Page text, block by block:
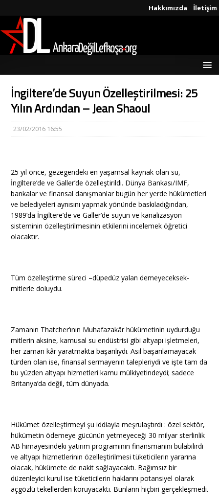
Hakkımızda İletişim
İngiltere’de Suyun Özelleştirilmesi: 25
Yılın Ardından – Jean Shaoul
23/02/2016 16:55
25 yıl önce, gezegendeki en yaşamsal kaynak olan su,
İngiltere’de ve Galler’de özelleştirildi. Dünya Bankası/IMF,
bankalar ve finansal danışmanlar bugün her yerde hükümetleri
ve belediyeleri aynısını yapmak yönünde baskıladığından,
1989’da İngiltere’de ve Galler’de suyun ve kanalizasyon
sisteminin özelleştirilmesinin etkilerini incelemek öğretici
olacaktır.
Tüm özelleştirme süreci –düpedüz yalan demeyeceksek-
mitlerle doluydu.
Zamanın Thatcher’ının Muhafazakâr hükümetinin uydurduğu
mitlerin aksine, kamusal su endüstrisi gibi altyapı işletmeleri,
her zaman kâr yaratmakta başarılıydı. Asıl başarılamayacak
türden olan ise, finansal sermayenin talepleriydi ve işte tam da
bu yüzden altyapı hizmetleri kamu mülkiyetindeydi; sadece
Britanya’da değil, tüm dünyada.
Hükümet özelleştirmeyi şu iddiayla meşrulaştırdı : özel sektör,
hükümetin ödemeye gücünün yetmeyeceği 30 milyar sterlinlik
AB himayesindeki yatırım programının finansmanını bulabilirdi
ve altyapı hizmetlerinin özelleştirilmesi tüketicilerin yararına
olacak, hükümete de nakit sağlayacaktı. Bağımsız bir
düzenleyici kurul ise tüketicilerin haklarını potansiyel olarak
açgözlü tekellerden koruyacaktı. Bunların hiçbiri gerçekleşmedi.